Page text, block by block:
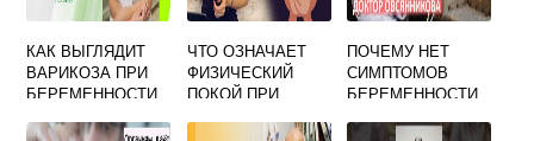
КАК ВЫГЛЯДИТ
ВАРИКОЗА ПРИ
БЕРЕМЕННОСТИ
ЧТО ОЗНАЧАЕТ
ФИЗИЧЕСКИЙ
ПОКОЙ ПРИ
ПОЧЕМУ НЕТ
СИМПТОМОВ
БЕРЕМЕННОСТИ
СРОКАХ